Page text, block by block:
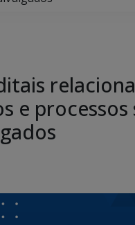
e